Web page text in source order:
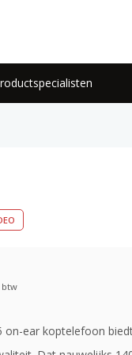
btw
on-ear koptelefoon